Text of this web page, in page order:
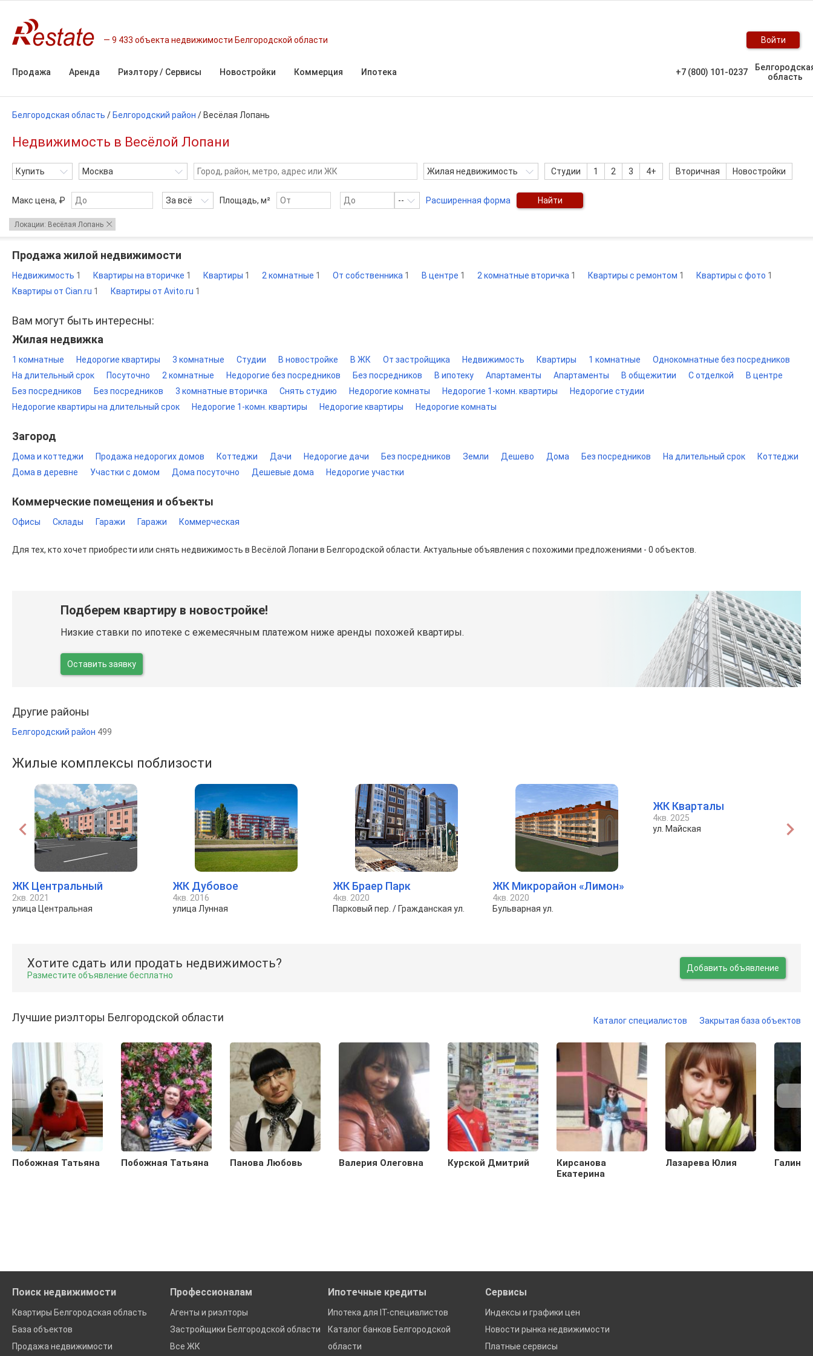
9 433 объекта недвижимости Белгородской области Войти
Продажа Аренда Риэлтору / Сервисы Новостройки Коммерция Ипотека +7 (800) 101-0237
область
Белгородская область / Белгородский район / Весёлая Лопань
Недвижимость в Весёлой Лопани
Купить Москва Жилая недвижимость Студии 1 2 3 4+ Вторичная Новостройки
Макс цена, ₽ За всё Площадь, м² -- Расширенная форма Найти
Локации: Весёлая Лопань
Продажа жилой недвижимости
Недвижимость 1 Квартиры на вторичке 1 Квартиры 1 2 комнатные 1 От собственника 1 В центре 1 2 комнатные вторичка 1 Квартиры с ремонтом 1 Квартиры с фото 1
Квартиры от Cian.ru 1 Квартиры от Avito.ru 1
Вам могут быть интересны:
Жилая недвижка
1 комнатные Недорогие квартиры 3 комнатные Студии В новостройке В ЖК От застройщика Недвижимость Квартиры 1 комнатные
Однокомнатные без посредников
На длительный срок
Посуточно 2 комнатные Недорогие без посредников Без посредников В ипотеку Апартаменты Апартаменты В общежитии С отделкой
В центре
Без посредников
Без посредников 3 комнатные вторичка Снять студию Недорогие комнаты Недорогие 1-комн. квартиры
Недорогие студии
Недорогие квартиры на длительный срок
Недорогие 1-комн. квартиры Недорогие квартиры Недорогие комнаты
Загород
Дома и коттеджи Продажа недорогих домов Коттеджи Дачи Недорогие дачи Без посредников Земли Дешево Дома Без посредников На длительный срок
Коттеджи
Дома в деревне
Участки с домом Дома посуточно Дешевые дома Недорогие участки
Коммерческие помещения и объекты
Офисы Склады Гаражи Гаражи Коммерческая
Для тех, кто хочет приобрести или снять недвижимость в Весёлой Лопани в Белгородской области. Актуальные объявления с похожими предложениями - 0 объектов.
Подберем квартиру в новостройке!
Низкие ставки по ипотеке с ежемесячным платежом ниже аренды похожей квартиры.
Оставить заявку
Другие районы
Белгородский район 499
Жилые комплексы поблизости
ЖК Центральный
2кв. 2021
улица Центральная
ЖК Дубовое
4кв. 2016
улица Лунная
ЖК Браер Парк
4кв. 2020
Парковый пер. / Гражданская ул.
ЖК Микрорайон «Лимон»
4кв. 2020
Бульварная ул.
ЖК Кварталы
4кв. 2025
ул. Майская
Хотите сдать или продать недвижимость?
Разместите объявление бесплатно
Добавить объявление
Лучшие риэлторы Белгородской области Каталог специалистов Закрытая база объектов
Побожная Татьяна Побожная Татьяна Панова Любовь Валерия Олеговна Курской Дмитрий
Кирсанова
Екатерина
Лазарева Юлия Галина
Поиск недвижимости
Квартиры Белгородская область
База объектов
Продажа недвижимости
Профессионалам
Агенты и риэлторы
Застройщики Белгородской области
Все ЖК
Ипотечные кредиты
Ипотека для IT-специалистов
Каталог банков Белгородской
области
Сервисы
Индексы и графики цен
Новости рынка недвижимости
Платные сервисы